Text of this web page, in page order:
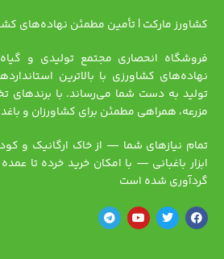
کشاورز مارکت | تأمین مطمئن نهاده‌های
فروشگاه انحصاری مجتمع تولیدی و
نهاده‌های کشاورزی با بالاترین
تولید به دست شما می‌رساند. با برندهای
مزرعه، همراهی مطمئن برای کشاورزان و
تمام نیازهای شما — از خاک ارگانیک و
ابزار باغبانی — با امکان خرید خرده تا
گردآوری شده است